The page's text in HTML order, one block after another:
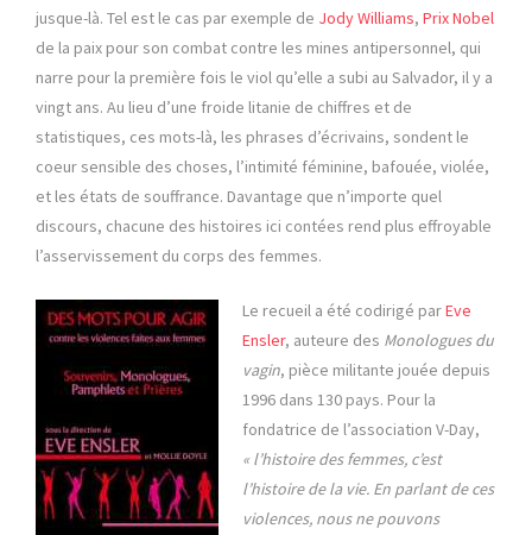
jusque-là. Tel est le cas par exemple de Jody Williams, Prix Nobel
de la paix pour son combat contre les mines antipersonnel, qui
narre pour la première fois le viol qu’elle a subi au Salvador, il y a
vingt ans. Au lieu d’une froide litanie de chiffres et de
statistiques, ces mots-là, les phrases d’écrivains, sondent le
coeur sensible des choses, l’intimité féminine, bafouée, violée,
et les états de souffrance. Davantage que n’importe quel
discours, chacune des histoires ici contées rend plus effroyable
l’asservissement du corps des femmes.
Le recueil a été codirigé parEve
Ensler, auteure des Monologues du
vagin, pièce militante jouée depuis
1996 dans 130 pays. Pour la
fondatrice de l’association V-Day,
« l’histoire des femmes, c’est
l’histoire de la vie. En parlant de ces
violences, nous ne pouvons